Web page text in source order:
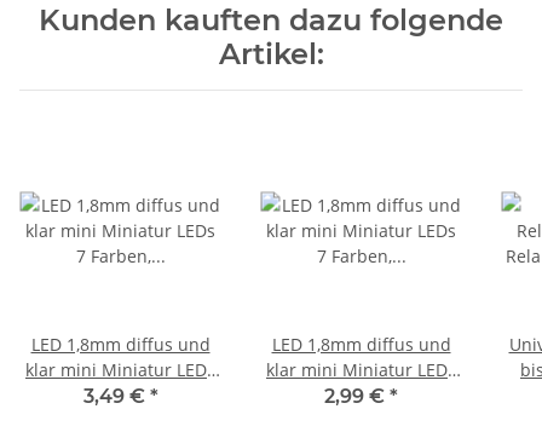
Kunden kauften dazu folgende
Artikel:
LED 1,8mm diffus und
klar mini Miniatur LEDs
7 Farben, Menge und
3,49 € *
LED 1,8mm diffus und
klar mini Miniatur LEDs
7 Farben, Menge und
2,99 € *